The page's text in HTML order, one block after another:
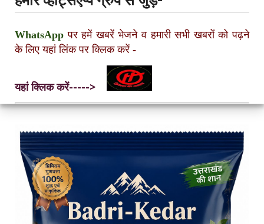
WhatsApp पर हमें खबरें भेजने व हमारी सभी खबरों को पढ़ने
के लिए यहां लिंक पर क्लिक करें -
यहां क्लिक करें----->